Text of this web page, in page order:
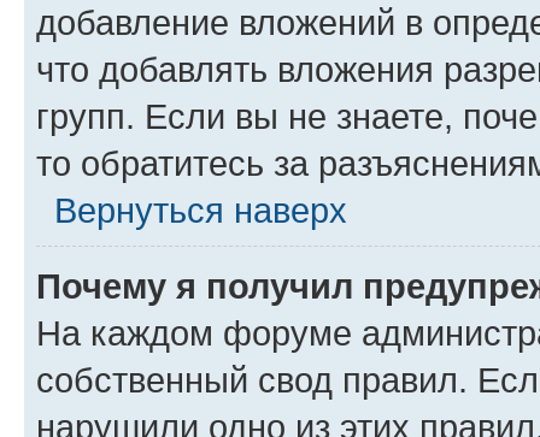
добавление вложений в
что добавлять вложения
групп. Если вы не знаете,
то обратитесь за
Вернуться наверх
Почему я получил
На каждом форуме
собственный свод правил.
нарушили одно из этих